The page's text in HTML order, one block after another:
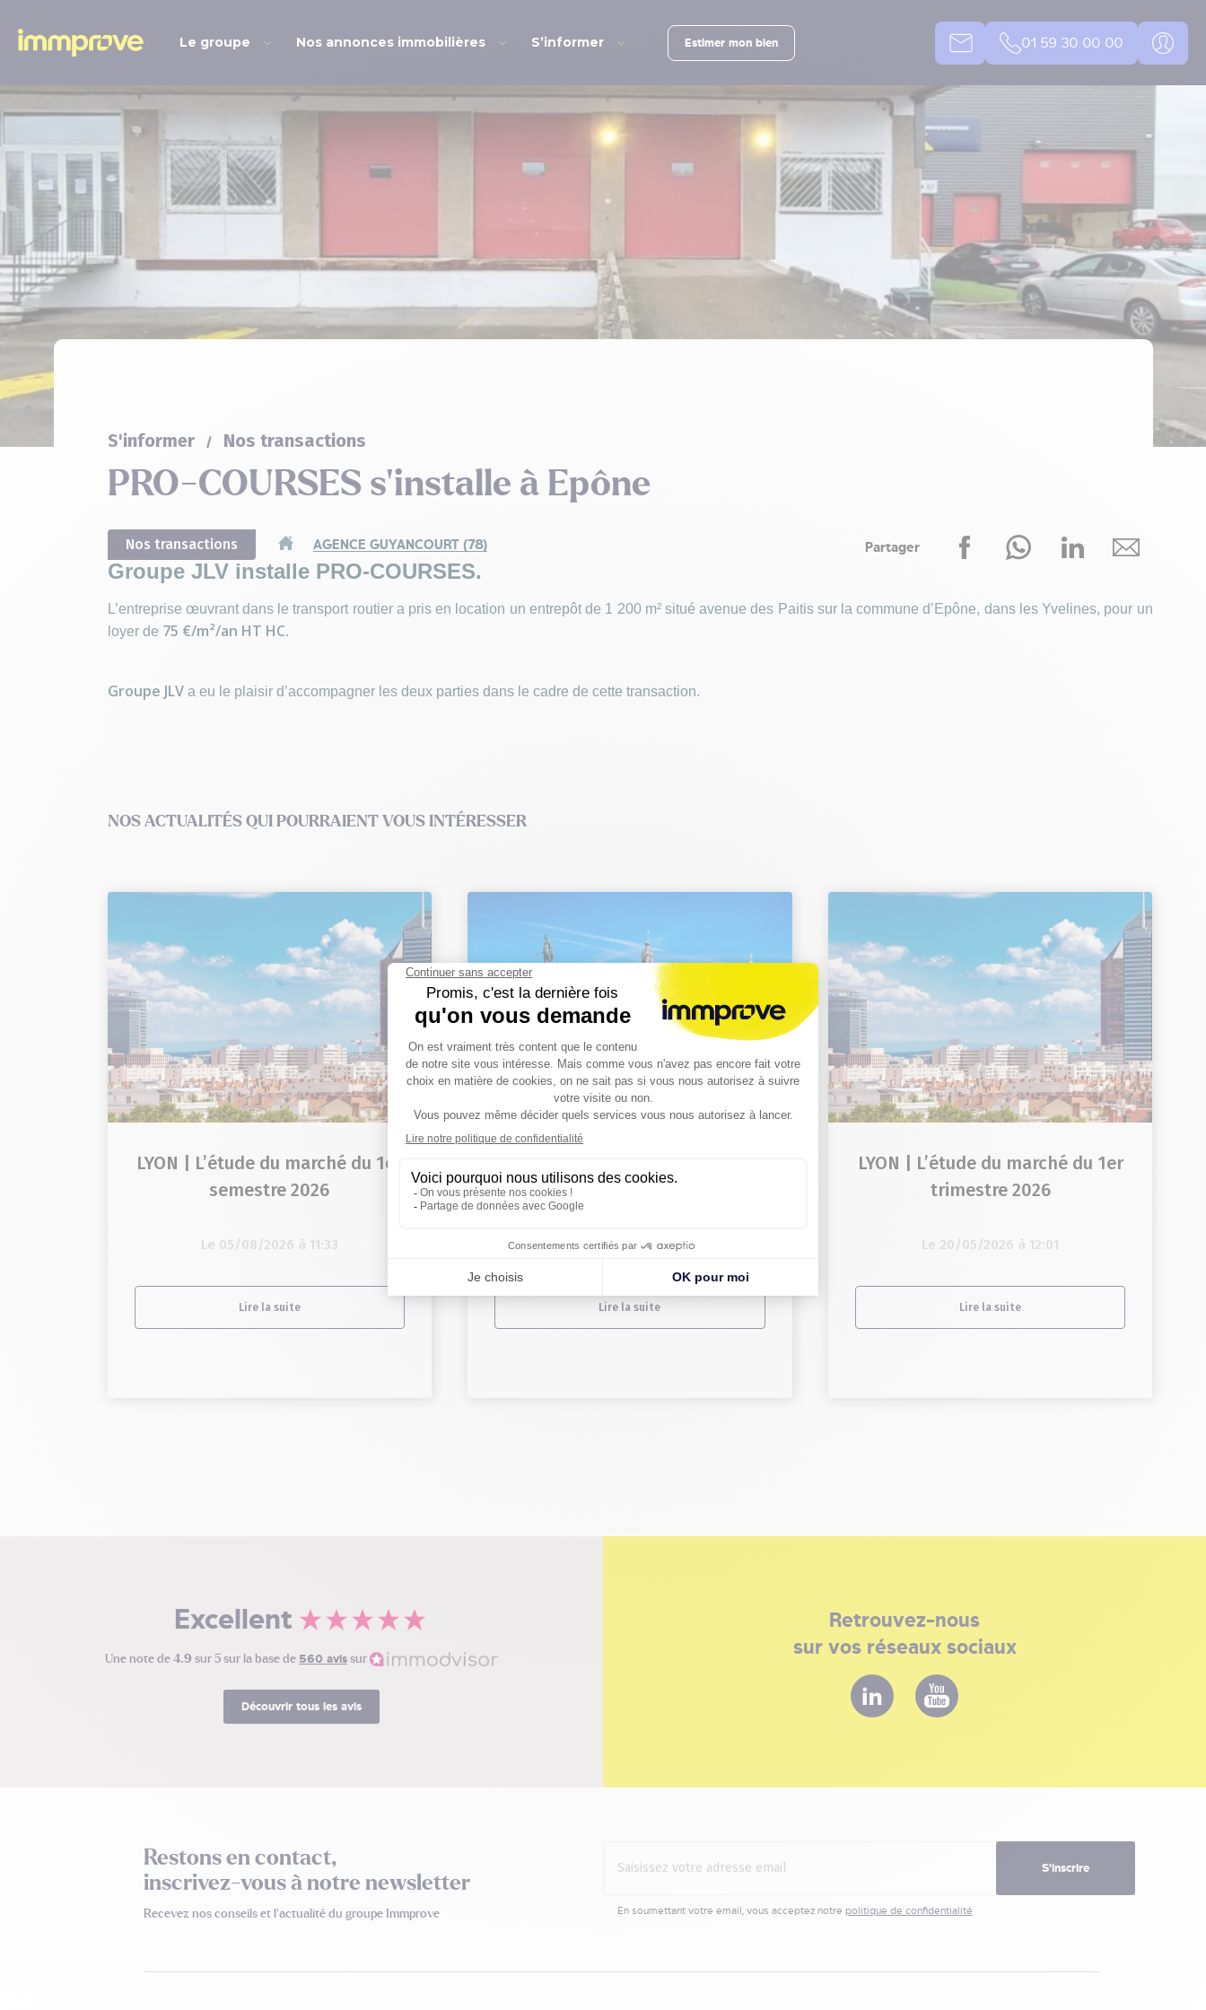
Le groupe Nos annonces immobilières S’informer Estimer mon bien 01 59 30 00 00
S'informer Nos transactions
PRO-COURSES s’installe à Epône
Partager
Nos transactions AGENCE GUYANCOURT (78)
Groupe JLV installe PRO-COURSES.
L’entreprise œuvrant dans le transport routier a pris en location un entrepôt de 1 200 m² situé avenue des Paitis sur la commune d’Epône, dans les Yvelines, pour un
loyer de 75 €/m²/an HT HC.
Groupe JLVa eu le plaisir d’accompagner les deux parties dans le cadre de cette transaction.
NOS ACTUALITÉS QUI POURRAIENT VOUS INTÉRESSER
LYON | L’étude du marché du 1er
semestre 2026
Le 05/08/2026 à 11:33
Lire la suite
trimestre 2026
Le 22/05/2026 à 15:42
Lire la suite
LYON | L’étude du marché du 1er
trimestre 2026
Le 20/05/2026 à 12:01
Lire la suite
Excellent
Une note de 4.9 sur 5 sur la base de 560 avis sur
Découvrir tous les avis
Retrouvez-nous
sur vos réseaux sociaux
Restons en contact,
inscrivez-vous à notre newsletter
Recevez nos conseils et l’actualité du groupe Immprove
S'inscrire
En soumettant votre email, vous acceptez notre politique de confidentialité